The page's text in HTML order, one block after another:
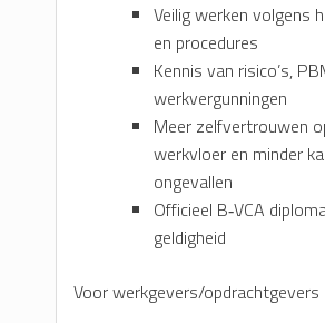
Veilig werken volgens
en procedures
Kennis van risico’s,
werkvergunningen
Meer zelfvertrouwen
werkvloer en minder
ongevallen
Officieel B‑VCA
geldigheid
Voor werkgevers/opdrachtgevers